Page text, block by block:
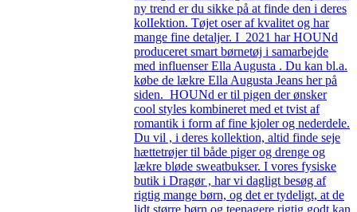
ny trend er du sikke på at finde den i deres
kolIektion. Tøjet oser af kvalitet og har
mange fine detaljer. I 2021 har HOUNd
produceret smart børnetøj i samarbejde
med influenser Ella Augusta . Du kan bl.a.
købe de lækre Ella Augusta Jeans her på
siden. HOUNd er til pigen der ønsker
cool styles kombineret med et tvist af
romantik i form af fine kjoler og nederdele.
Du vil , i deres kollektion, altid finde seje
hættetrøjer til både piger og drenge og
lækre bløde sweatbukser. I vores fysiske
butik i Dragør , har vi dagligt besøg af
rigtig mange børn, og det er tydeligt, at de
lidt større børn og teenagere rigtig godt kan